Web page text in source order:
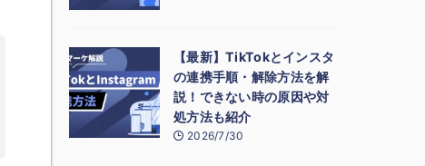
【最新】TikTokとインスタ
の連携手順・解除方法を解
説！できない時の原因や対
処方法も紹介
2026/7/30